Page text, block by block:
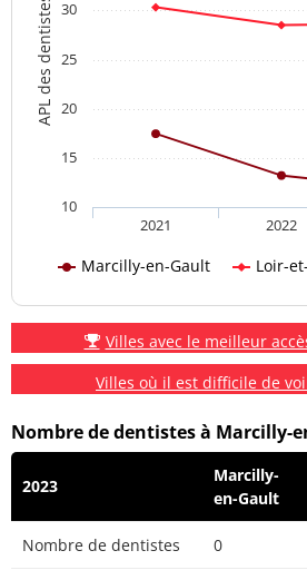
APL des dentistes
Marcilly-en-Gault Loir-
2021 2022
10
15
20
25
30
Villes avec le meilleur
Villes où il est difficile de
Nombre de dentistes à Marcilly-
2023
Marcilly-
en-Gault
Nombre de dentistes 0